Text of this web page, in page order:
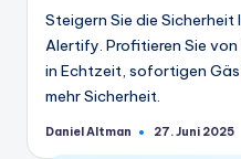
Steigern Sie die Sicherheit
Alertify. Profitieren Sie von
in Echtzeit, sofortigen
mehr Sicherheit.
Geschrieben
Daniel Altman 27. Juni 2025